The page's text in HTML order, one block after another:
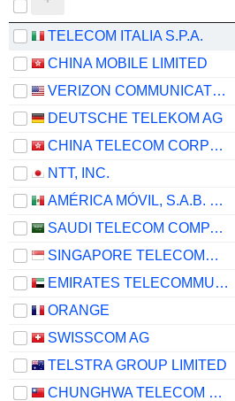
TELECOM ITALIA S.P.A.
CHINA MOBILE LIMITED
VERIZON COMMUNICATIONS, INC.
DEUTSCHE TELEKOM AG
CHINA TELECOM CORPORATION LIMITED
NTT, INC.
AMÉRICA MÓVIL, S.A.B. DE C.V.
SAUDI TELECOM COMPANY
SINGAPORE TELECOMMUNICATIONS LIMITED
EMIRATES TELECOMMUNICATIONS GROUP COMPANY
ORANGE
SWISSCOM AG
TELSTRA GROUP LIMITED
CHUNGHWA TELECOM CO., LTD.